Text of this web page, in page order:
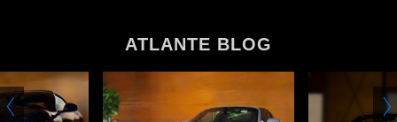
ATLANTE BLOG